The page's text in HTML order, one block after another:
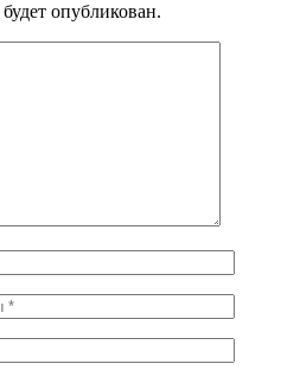
опубликован.